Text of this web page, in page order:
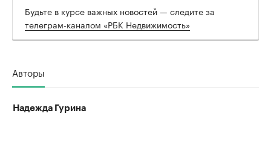
Будьте в курсе важных новостей — следите за
телеграм-каналом «РБК Недвижимость»
Авторы
Надежда Гурина